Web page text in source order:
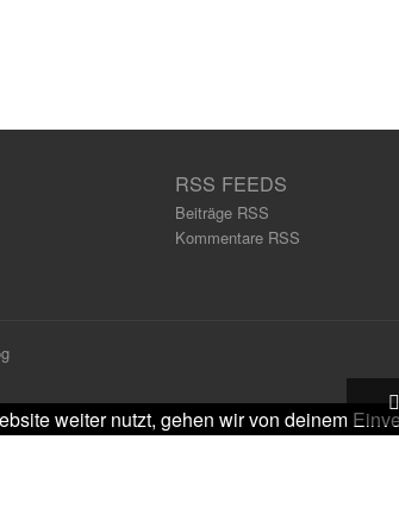
RSS FEEDS
Beiträge RSS
Kommentare RSS
weiter nutzt, gehen wir von deinem